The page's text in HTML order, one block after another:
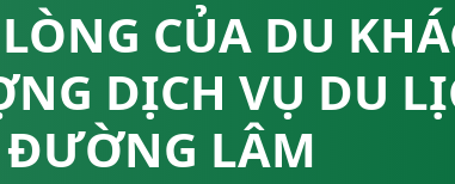
CỦA DU
DỊCH VỤ DU
ĐƯỜNG LÂM